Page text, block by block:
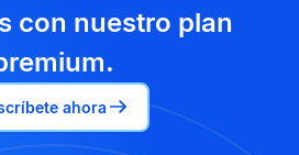
con nuestro plan
ahora